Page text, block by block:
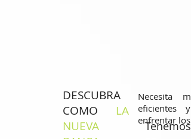
DESCUBRA
COMO LA
NUEVA
Necesita
eficientes
enfrentar los